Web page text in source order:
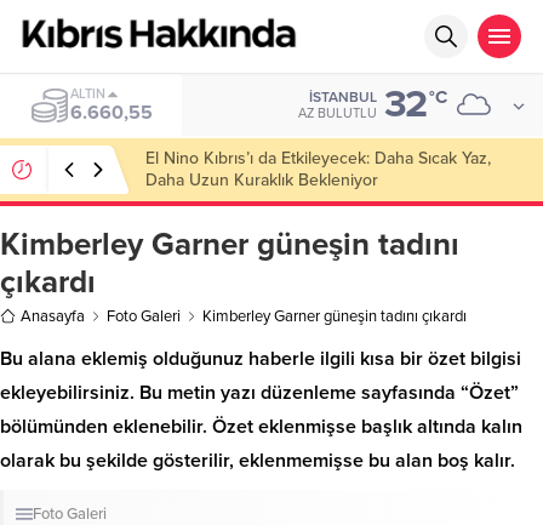
ALTIN
6.660,55
İSTANBUL
AZ BULUTLU 32°C
El Nino Kıbrıs’ı da Etkileyecek: Daha Sıcak Yaz,
Daha Uzun Kuraklık Bekleniyor
Kimberley Garner güneşin tadını
çıkardı
Anasayfa Foto Galeri Kimberley Garner güneşin tadını çıkardı
Bu alana eklemiş olduğunuz haberle ilgili kısa bir özet bilgisi
ekleyebilirsiniz. Bu metin yazı düzenleme sayfasında “Özet”
bölümünden eklenebilir. Özet eklenmişse başlık altında kalın
olarak bu şekilde gösterilir, eklenmemişse bu alan boş kalır.
Foto Galeri